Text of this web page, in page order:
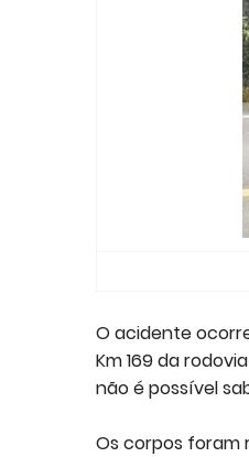
O acidente
Km 169 da
não é possível
Os corpos foram